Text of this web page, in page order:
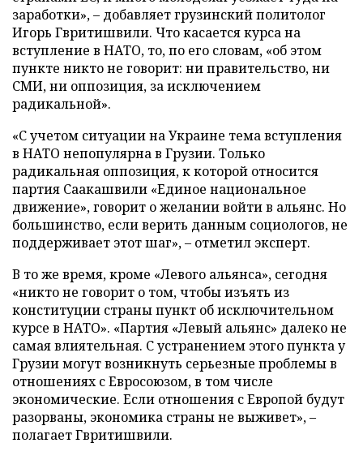
заработки», – добавляет грузинский политолог
Игорь Гвритишвили. Что касается курса на
вступление в НАТО, то, по его словам, «об этом
пункте никто не говорит: ни правительство, ни
СМИ, ни оппозиция, за исключением
радикальной».
«С учетом ситуации на Украине тема вступления
в НАТО непопулярна в Грузии. Только
радикальная оппозиция, к которой относится
партия Саакашвили «Единое национальное
движение», говорит о желании войти в альянс. Но
большинство, если верить данным социологов, не
поддерживает этот шаг», – отметил эксперт.
В то же время, кроме «Левого альянса», сегодня
«никто не говорит о том, чтобы изъять из
конституции страны пункт об исключительном
курсе в НАТО». «Партия «Левый альянс» далеко не
самая влиятельная. С устранением этого пункта у
Грузии могут возникнуть серьезные проблемы в
отношениях с Евросоюзом, в том числе
экономические. Если отношения с Европой будут
разорваны, экономика страны не выживет», –
полагает Гвритишвили.